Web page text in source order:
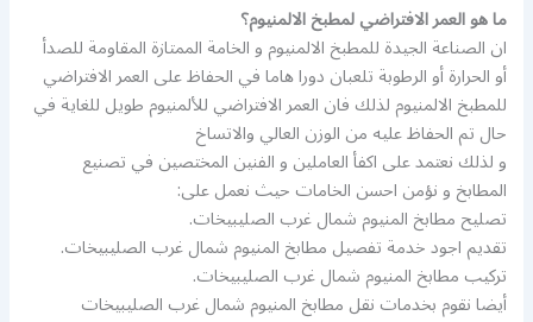
ما هو العمر الافتراضي لمطبخ الالمنيوم؟
ان الصناعة الجيدة للمطبخ الالمنيوم و الخامة الممتازة المقاومة للصدأ
أو الحرارة أو الرطوبة تلعبان دورا هاما في الحفاظ على العمر الافتراضي
للمطبخ الالمنيوم لذلك فان العمر الافتراضي للألمنيوم طويل للغاية في
حال تم الحفاظ عليه من الوزن العالي والاتساخ
و لذلك نعتمد على اكفأ العاملين و الفنين المختصين في تصنيع
المطابخ و نؤمن احسن الخامات حيث نعمل على:
تصليح مطابخ المنيوم شمال غرب الصليبيخات.
تقديم اجود خدمة تفصيل مطابخ المنيوم شمال غرب الصليبيخات.
تركيب مطابخ المنيوم شمال غرب الصليبيخات.
أيضا نقوم بخدمات نقل مطابخ المنيوم شمال غرب الصليبيخات